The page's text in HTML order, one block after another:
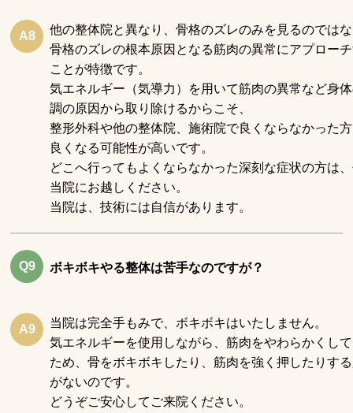
A8
他の整体院と異なり、骨格のズレのみを見るのでは
骨格のズレの根本原因となる筋肉の異常にアプロー
ことが特徴です。
気エネルギー（気導力）を用いて筋肉の異常など身
調の原因から取り除けるからこそ、
整形外科や他の整体院、施術院で良くならなかった
良くなる可能性が高いです。
どこへ行ってもよくならなかった深刻な症状の方は
当院にお越しください。
当院は、技術には自信があります。
Q9 ボキボキやる整体は苦手なのですが？
A9
当院は完全手もみで、ボキボキはいたしません。
気エネルギーを使用しながら、筋肉をやわらかくし
ため、骨をボキボキしたり、筋肉を強く押したりす
がないのです。
どうぞご安心してご来院ください。